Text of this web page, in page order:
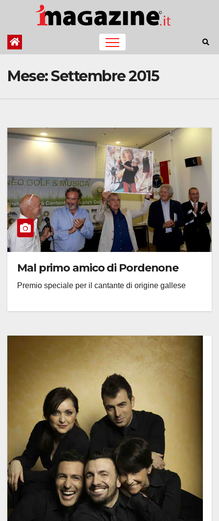
Mese:Settembre 2015
Mal primo amico di Pordenone
Premio speciale per il cantante di origine gallese